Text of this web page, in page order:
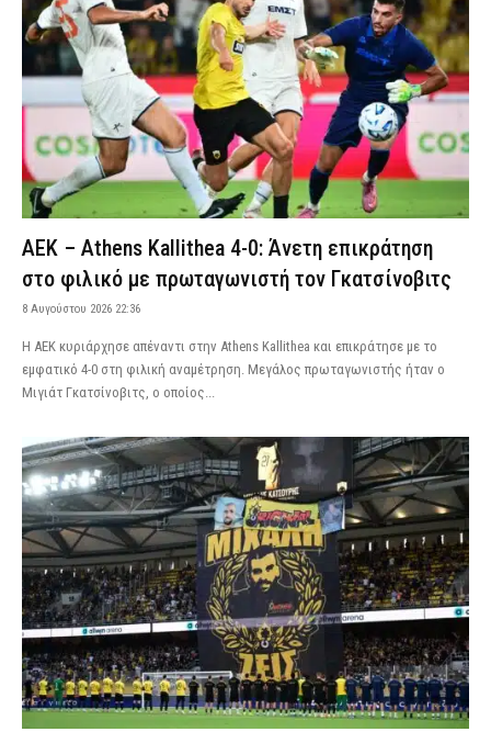
ΑΕΚ – Athens Kallithea 4-0: Άνετη επικράτηση
στο φιλικό με πρωταγωνιστή τον Γκατσίνοβιτς
8 Αυγούστου 2026 22:36
Η ΑΕΚ κυριάρχησε απέναντι στην Athens Kallithea και επικράτησε με το
εμφατικό 4-0 στη φιλική αναμέτρηση. Μεγάλος πρωταγωνιστής ήταν ο
Μιγιάτ Γκατσίνοβιτς, ο οποίος...